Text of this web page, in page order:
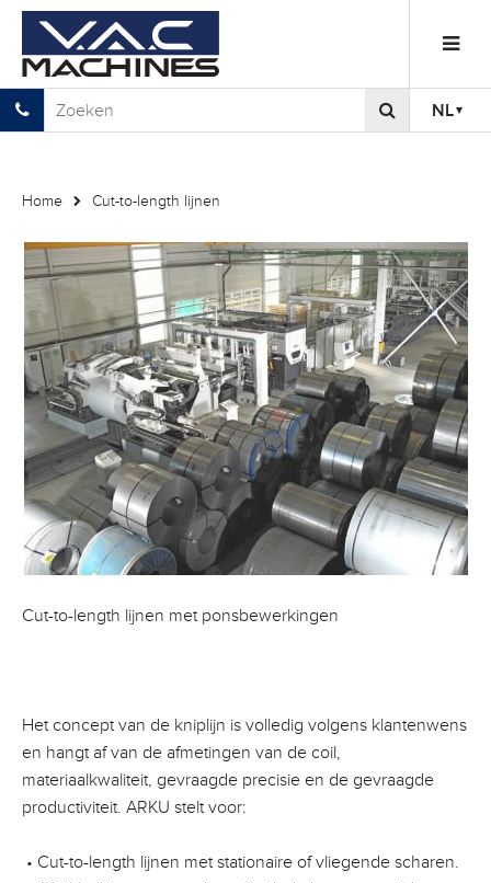
NL
Home Cut-to-length lijnen
Cut-to-length lijnen met ponsbewerkingen
Het concept van de kniplijn is volledig volgens klantenwens
en hangt af van de afmetingen van de coil,
materiaalkwaliteit, gevraagde precisie en de gevraagde
productiviteit. ARKU stelt voor:
• Cut-to-length lijnen met stationaire of vliegende scharen.